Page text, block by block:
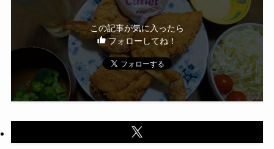
この記事が気に入ったら
フォローしてね！